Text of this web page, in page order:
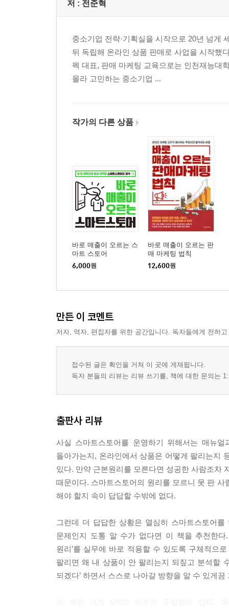
저 : 전준혁
중소기업 전략·기획실을 시작으로 20년 넘게
뒤 독립해 온라인 상품 판매로 사업을 시작했
펙 대표, 판매 마케팅 교육으로는 인천재능대
몰라 고민하는 중소기업 ...
작가의 다른 상품
바로 매출이 오르는 스
마트 스토어
6,000원
바로 매출이 오르는 판
매 마케팅 법칙
12,600원
만든 이 코멘트
저자, 역자, 편집자를 위한 공간입니다. 독자들에게 전하
접수된 글은 확인을 거쳐 이 곳에 게재됩니다.
독자 분들의 리뷰는 리뷰 쓰기를, 책에 대한 문의는
출판사 리뷰
사실 스마트스토어를 운영하기 위해서는 매뉴
돌아가는지, 온라인에서 상품은 어떻게 팔리는지
있다. 만약 근본원리를 모른다면 성공한 사람조차
때문이다. 스마트스토어의 원리를 모르니 못 판
해야 할지 속이 답답할 수밖에 없다.
그런데 더 답답한 상황은 열심히 스마트스토어
문제인지 도통 알 수가 없다면 이 책을 추천한
원리’를 실무에 바로 적용할 수 있도록 구체적으
팔리면 왜 내 상품이 안 팔리는지 되짚고 분석할
되겠다’ 하면서 스스로 나아갈 방향을 알 수 있게